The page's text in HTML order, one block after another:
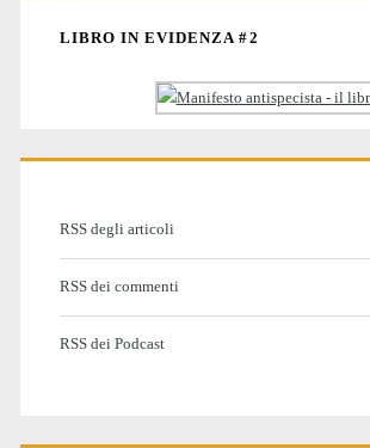
LIBRO IN EVIDENZA #2
RSS degli articoli
RSS dei commenti
RSS dei Podcast